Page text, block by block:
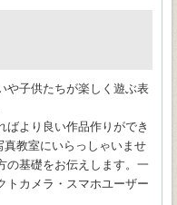
や子供たちが楽しく遊ぶ表
ばより良い作品作りができ
真教室にいらっしゃいませ
の基礎をお伝えします。一
トカメラ・スマホユーザー